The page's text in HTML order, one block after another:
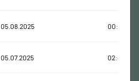
05.08.2025 00:32:54
05.07.2025 02:40:26